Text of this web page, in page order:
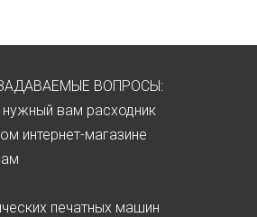
ВОПРОСЫ:
нужный вам расходник
интернет-магазине
печатных машин